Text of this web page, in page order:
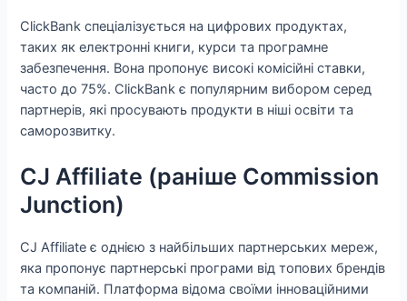
ClickBank спеціалізується на цифрових продуктах,
таких як електронні книги, курси та програмне
забезпечення. Вона пропонує високі комісійні ставки,
часто до 75%. ClickBank є популярним вибором серед
партнерів, які просувають продукти в ніші освіти та
саморозвитку.
CJ Affiliate (раніше Commission
Junction)
CJ Affiliate є однією з найбільших партнерських мереж,
яка пропонує партнерські програми від топових брендів
та компаній. Платформа відома своїми інноваційними